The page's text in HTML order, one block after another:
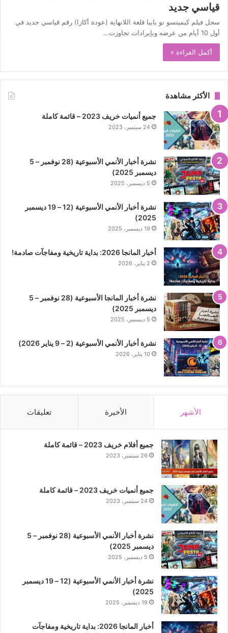
قياسي جديد
سجل فيلم كيميتسو نو يايبا قلعة اللانهاية (عودة أكازا) رقم قياسي جديد في
أول 10 أيام من عرضه وبإيرادات تجاوزت…
أكمل القراءة »
الأكثر مشاهدة
جميع أنميات خريف 2023 – قائمة كاملة
24 سبتمبر، 2023
نشرة أخبار الأنمي الأسبوعية (28 نوفمبر – 5
ديسمبر 2025)
5 ديسمبر، 2025
نشرة أخبار الأنمي الأسبوعية (12 – 19 ديسمبر
2025)
19 ديسمبر، 2025
أخبار المانجا 2026: بداية تاريخية ومفاجآت صادمة!
2 يناير، 2026
نشرة أخبار المانجا الأسبوعية (28 نوفمبر – 5
ديسمبر 2025)
5 ديسمبر، 2025
نشرة أخبار الأنمي الأسبوعية (2 – 9 يناير 2026)
10 يناير، 2026
الأشهر الأخيرة تعليقات
جميع أفلام خريف 2023 – قائمة كاملة
26 سبتمبر، 2023
جميع أنميات خريف 2023 – قائمة كاملة
24 سبتمبر، 2023
نشرة أخبار الأنمي الأسبوعية (28 نوفمبر – 5
ديسمبر 2025)
5 ديسمبر، 2025
نشرة أخبار الأنمي الأسبوعية (12 – 19 ديسمبر
2025)
19 ديسمبر، 2025
أخبار المانجا 2026: بداية تاريخية ومفاجآت